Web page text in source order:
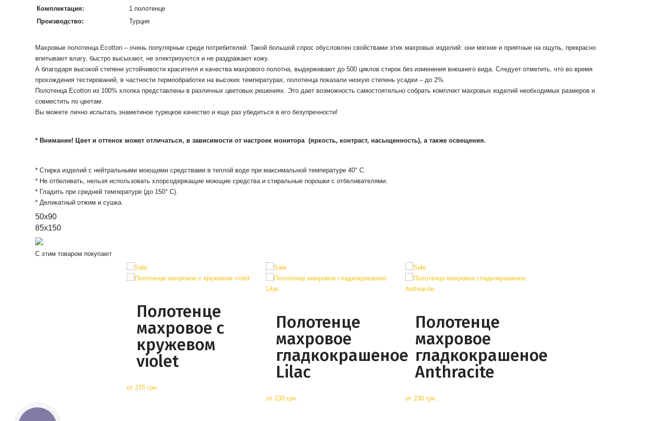
Комплектация:
1 полотенце
Производство:
Турция
Махровые полотенца Ecotton – очень популярные среди потребителей. Такой большой спрос обусловлен свойствами этих махровых изделий: они мягкие и приятные на ощупь, прекрасно
впитывают влагу, быстро высыхают, не электризуются и не раздражают кожу.
А благодаря высокой степени устойчивости красителя и качества махрового полотна, выдерживают до 500 циклов стирок без изменения внешнего вида. Следует отметить, что во время
прохождения тестирований, в частности термообработки на высоких температурах, полотенца показали низкую степень усадки – до 2%.
Полотенца Ecotton из 100% хлопка представлены в различных цветовых решениях. Это дает возможность самостоятельно собрать комплект махровых изделий необходимых размеров и
совместить по цветам.
Вы можете лично испытать знаметиное турецкое качество и еще раз убедиться в его безупречности!
* Внимание! Цвет и оттенок может отличаться, в зависимости от настроек монитора(яркость, контраст, насыщенность), а также освещения.
* Стирка изделий с нейтральными моющими средствами в теплой воде при максимальной температуре 40° С.
* Не отбеливать, нельзя использовать хлорсодержащие моющие средства и стиральные порошки с отбеливателями.
* Гладить при средней температуре (до 150° С).
* Деликатный отжим и сушка.
50x90
85x150
С этим товаром покупают
Полотенце
махровое с
кружевом
violet
от275 грн.
Полотенце
махровое
гладкокрашеное
Lilac
от230 грн.
Полотенце
махровое
гладкокрашеное
Anthracite
от230 грн.